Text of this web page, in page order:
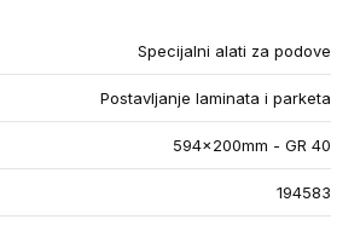
Specijalni alati za podove
Postavljanje laminata i parketa
594x200mm - GR 40
194583